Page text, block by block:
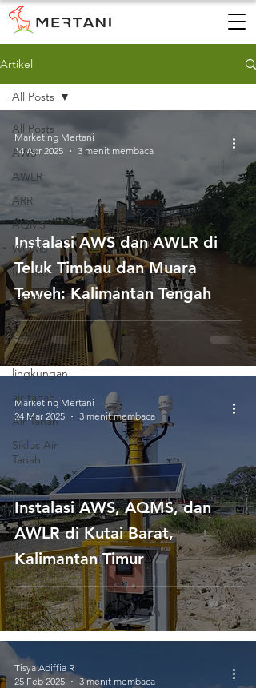
Artikel
All Posts
AWS
AWLR
ARR
AQMS
WQMS
Instalasi
Tanah
Gambut
CEMS
regulasi
lingkungan
air tanah
Air Tanah
Siklus Air
Tanah
All Posts
Instalasi AWS dan AWLR di
Teluk Timbau dan Muara
Teweh: Kalimantan Tengah
Marketing Mertani
14 Apr 2025
3 menit membaca
Instalasi AWS, AQMS, dan
AWLR di Kutai Barat,
Kalimantan Timur
Marketing Mertani
24 Mar 2025
3 menit membaca
Tisya Adiffia R
25 Feb 2025
3 menit membaca